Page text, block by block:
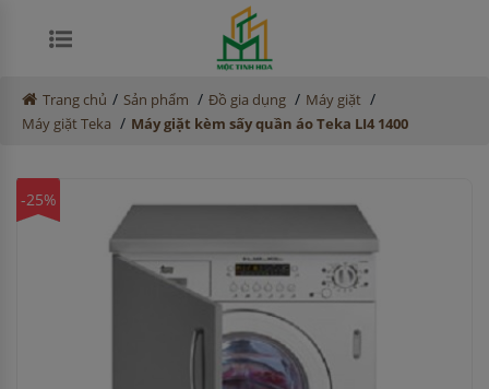
Trang chủ / Sản phẩm / Đồ gia dụng / Máy giặt /
Máy giặt Teka / Máy giặt kèm sấy quần áo Teka LI4 1400
-25%